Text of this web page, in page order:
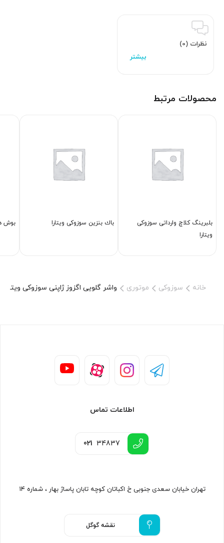
نظرات (0)
محصولات مرتبط
بلبرینگ كلاچ وارداتی سوزوکی
ویتارا
باك بنزین سوزوکی ویتارا بوش
خانه سوزوکی موتوری واشر گلویی اگزوز ژاپنی سوزوکی ویتارا 2000
اطلاعات تماس
021 34837
تهران خیابان سعدی جنوبی خ اکباتان کوچه تابان پاساژ بهار ، شماره ۱۴
نقشه گوگل